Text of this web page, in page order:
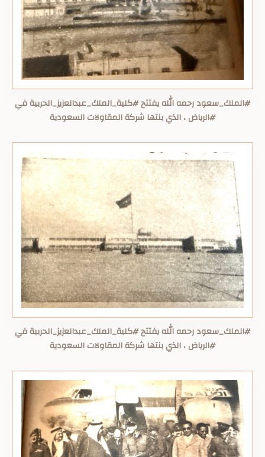
#الملك_سعود رحمه الله يفتتح #كلية_الملك_عبدالعزيز_الحربية في
#الرياض ، الذي بنتها شركة المقاولات السعودية
#الملك_سعود رحمه الله يفتتح #كلية_الملك_عبدالعزيز_الحربية في
#الرياض ، الذي بنتها شركة المقاولات السعودية